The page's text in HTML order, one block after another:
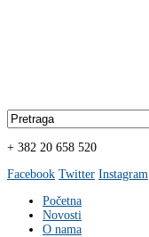
+ 382 20 658 520
Facebook Twitter Instagram
Početna
Novosti
O nama